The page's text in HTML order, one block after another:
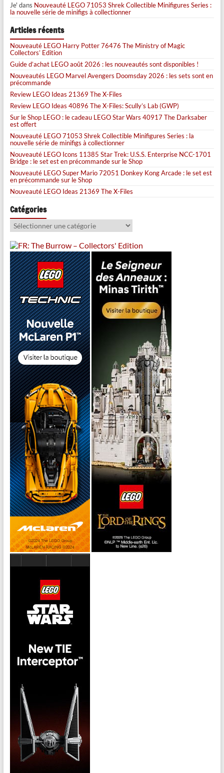
Je' dans Nouveauté LEGO 71053 Shrek Collectible Minifigures Series :
la nouvelle série de minifigs à collectionner
Articles récents
Nouveauté LEGO Harry Potter 76476 The Ministry of Magic
Collectors’ Edition
Guide d’achat LEGO août 2026 : les nouveautés sont disponibles !
Nouveautés LEGO Marvel Avengers Doomsday 2026 : les sets sont en
précommande
Review LEGO Ideas 21369 The X-Files
Review LEGO Ideas 40896 The X-Files: Scully’s Lab (GWP)
Sur le Shop LEGO : le cadeau LEGO Star Wars 40917 The Darksaber
est offert
Nouveauté LEGO 71053 Shrek Collectible Minifigures Series : la
nouvelle série de minifigs à collectionner
Nouveauté LEGO Icons 11385 Star Trek: U.S.S. Enterprise NCC-1701
Bridge : le set est en précommande sur le Shop
Nouveauté LEGO Super Mario 72051 Donkey Kong Arcade : le set est
en précommande sur le Shop
Nouveauté LEGO Ideas 21369 The X-Files
Catégories
Catégories